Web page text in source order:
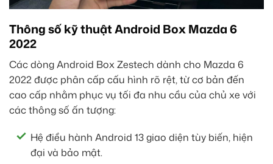
Thông số kỹ thuật Android Box Mazda 6
2022
Các dòng Android Box Zestech dành cho Mazda 6
2022 được phân cấp cấu hình rõ rệt, từ cơ bản đến
cao cấp nhằm phục vụ tối đa nhu cầu của chủ xe với
các thông số ấn tượng:
Hệ điều hành Android 13 giao diện tùy biến, hiện
đại và bảo mật.